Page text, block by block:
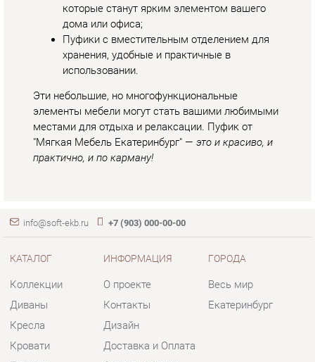
"Мягкая Мебель Екатеринбург" —это и красиво, и
практично, и по карману!
Коллекции
Диваны
Пуфики
Обувницы
Комплектующие
ИНФОРМАЦИЯ
О проекте
Контакты
Скидки и Акции
Гарантия
Помощь
Весь мир
Шоурум и склад самовывоза